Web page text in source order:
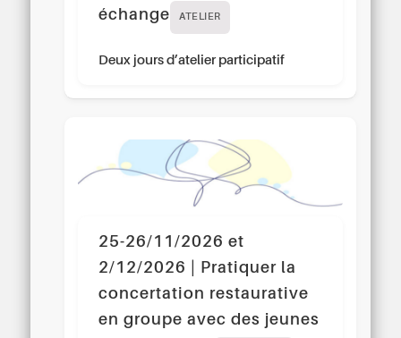
échange
ATELIER
Deux jours d’atelier participatif
25-26/11/2026 et
2/12/2026 | Pratiquer la
concertation restaurative
en groupe avec des jeunes